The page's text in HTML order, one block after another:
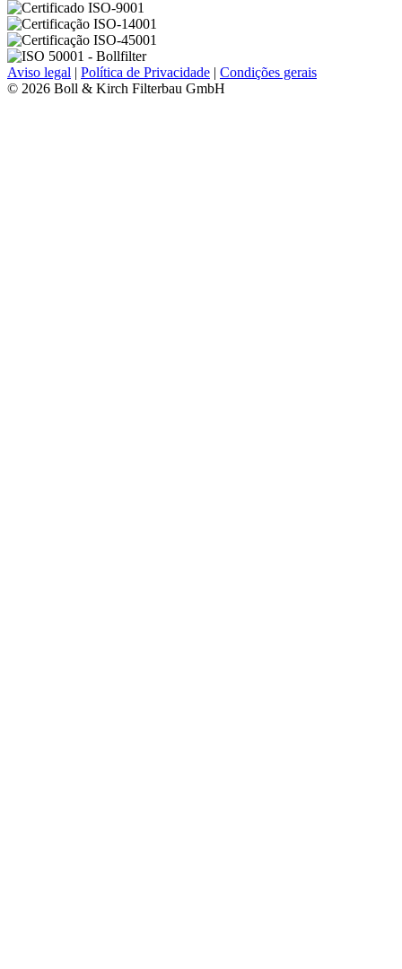
Aviso legal | Política de Privacidade | Condições gerais
© 2026 Boll & Kirch Filterbau GmbH